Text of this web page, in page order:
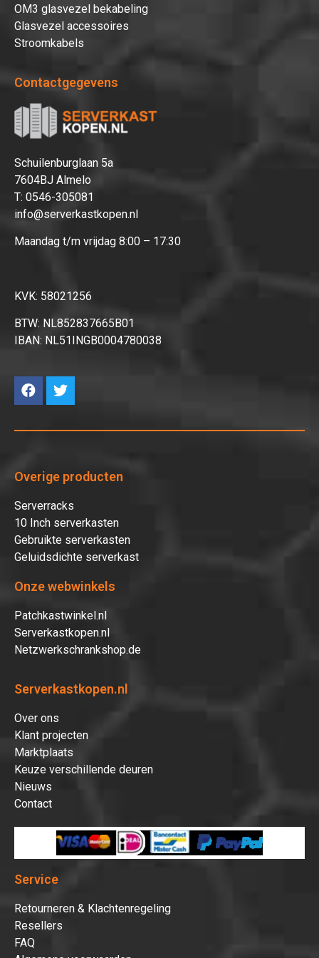
OM3 glasvezel bekabeling
Glasvezel accessoires
Stroomkabels
Contactgegevens
Schuilenburglaan 5a
7604BJ Almelo
T: 0546-305081
info@serverkastkopen.nl
Maandag t/m vrijdag 8:00 – 17:30
KVK: 58021256
BTW: NL852837665B01
IBAN: NL51INGB0004780038
Overige producten
Serverracks
10 Inch serverkasten
Gebruikte serverkasten
Geluidsdichte serverkast
Onze webwinkels
Patchkastwinkel.nl
Serverkastkopen.nl
Netzwerkschrankshop.de
Serverkastkopen.nl
Over ons
Klant projecten
Marktplaats
Keuze verschillende deuren
Nieuws
Contact
Service
Retourneren & Klachtenregeling
Resellers
FAQ